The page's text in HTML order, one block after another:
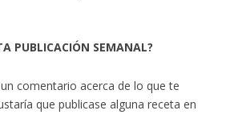
PUBLICACIÓN SEMANAL?
comentario acerca de lo que te
que publicase alguna receta en